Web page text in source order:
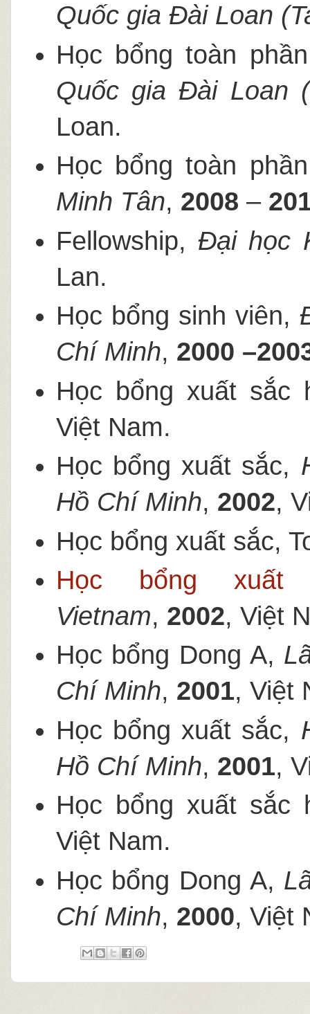
Quốc gia Đài Loan
Học bổng toàn
Quốc gia Đài Loan
Loan.
Học bổng toàn
Minh Tân, 2008 –
Fellowship, Đại học
Lan.
Học bổng sinh viên,
Chí Minh, 2000
Học bổng xuất sắc
Việt Nam.
Học bổng xuất sắc,
Hồ Chí Minh, 2002,
Học bổng xuất sắc,
Học bổng xuất
Vietnam, 2002, Việt
Học bổng Dong A,
Chí Minh, 2001, Việt
Học bổng xuất sắc,
Hồ Chí Minh, 2001,
Học bổng xuất sắc
Việt Nam.
Học bổng Dong A,
Chí Minh, 2000, Việt